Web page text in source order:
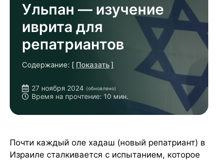
Ульпан — изучение
иврита для
репатриантов
Содержание:
Показать
Частный или Государственный Ульпан
Ульпаны в России
Учебный процесс
Помощь от государства для учащихся в
27 ноября 2024 (обновлено)
Время на прочтение: 10 мин.
Почти каждый оле хадаш (новый репатриант) в
Израиле сталкивается с испытанием, которое